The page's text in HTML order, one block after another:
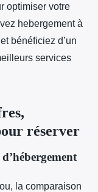
optimiser votre
hebergement à
bénéficiez d’un
services
réserver
la comparaison